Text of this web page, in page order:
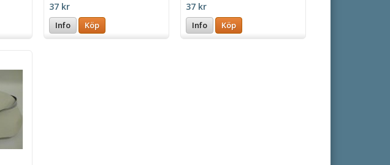
37 kr
Info Köp
37 kr
Info Köp